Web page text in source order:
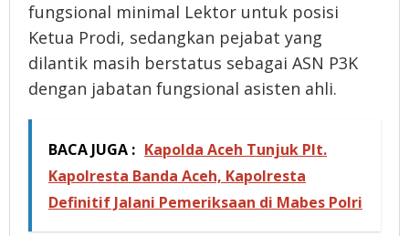
fungsional minimal Lektor untuk posisi
Ketua Prodi, sedangkan pejabat yang
dilantik masih berstatus sebagai ASN P3K
dengan jabatan fungsional asisten ahli.
BACA JUGA : Kapolda Aceh Tunjuk Plt.
Kapolresta Banda Aceh, Kapolresta
Definitif Jalani Pemeriksaan di Mabes Polri